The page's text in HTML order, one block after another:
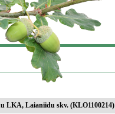
LKA, Laianiidu skv. (KLO1100214)